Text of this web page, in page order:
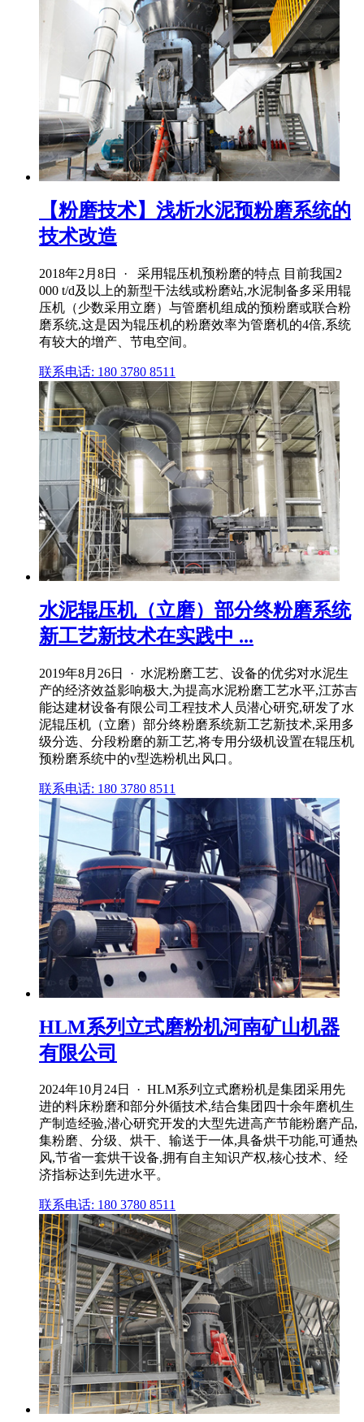
【粉磨技术】浅析水泥预粉磨系统的
技术改造
2018年2月8日 · 采用辊压机预粉磨的特点 目前我国2
000 t/d及以上的新型干法线或粉磨站,水泥制备多采用辊
压机（少数采用立磨）与管磨机组成的预粉磨或联合粉
磨系统,这是因为辊压机的粉磨效率为管磨机的4倍,系统
有较大的增产、节电空间。
联系电话: 180 3780 8511
水泥辊压机（立磨）部分终粉磨系统
新工艺新技术在实践中 ...
2019年8月26日 · 水泥粉磨工艺、设备的优劣对水泥生
产的经济效益影响极大,为提高水泥粉磨工艺水平,江苏吉
能达建材设备有限公司工程技术人员潜心研究,研发了水
泥辊压机（立磨）部分终粉磨系统新工艺新技术,采用多
级分选、分段粉磨的新工艺,将专用分级机设置在辊压机
预粉磨系统中的v型选粉机出风口。
联系电话: 180 3780 8511
HLM系列立式磨粉机河南矿山机器
有限公司
2024年10月24日 · HLM系列立式磨粉机是集团采用先
进的料床粉磨和部分外循技术,结合集团四十余年磨机生
产制造经验,潜心研究开发的大型先进高产节能粉磨产品,
集粉磨、分级、烘干、输送于一体,具备烘干功能,可通热
风,节省一套烘干设备,拥有自主知识产权,核心技术、经
济指标达到先进水平。
联系电话: 180 3780 8511